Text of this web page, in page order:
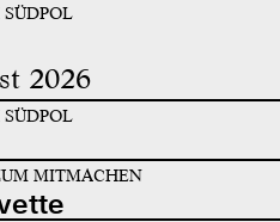
2026
MITMACHEN